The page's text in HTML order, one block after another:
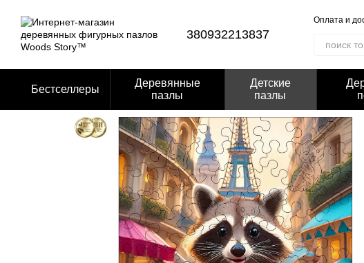
380932213837
Оплата и
Блог
Бестселлеры
Деревянные
пазлы
Детские
пазлы